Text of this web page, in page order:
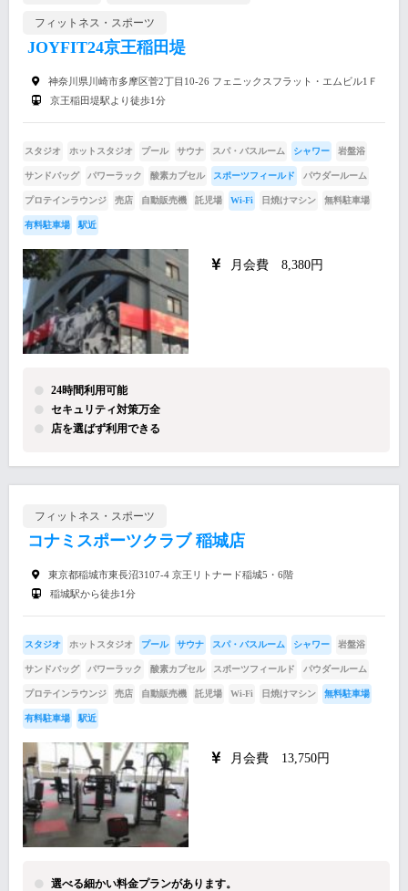
フィットネス・スポーツ
JOYFIT24京王稲田堤
神奈川県川崎市多摩区菅2丁目10-26 フェニックスフラット・エムビル1Ｆ
京王稲田堤駅より徒歩1分
スタジオ ホットスタジオ プール サウナ スパ・バスルーム シャワー 岩盤浴
サンドバッグ パワーラック 酸素カプセル スポーツフィールド パウダールーム
プロテインラウンジ 売店 自動販売機 託児場 Wi-Fi 日焼けマシン 無料駐車場
有料駐車場 駅近
月会費 8,380円
24時間利用可能
セキュリティ対策万全
店を選ばず利用できる
フィットネス・スポーツ
コナミスポーツクラブ 稲城店
東京都稲城市東長沼3107-4 京王リトナード稲城5・6階
稲城駅から徒歩1分
スタジオ ホットスタジオ プール サウナ スパ・バスルーム シャワー 岩盤浴
サンドバッグ パワーラック 酸素カプセル スポーツフィールド パウダールーム
プロテインラウンジ 売店 自動販売機 託児場 Wi-Fi 日焼けマシン 無料駐車場
有料駐車場 駅近
月会費 13,750円
選べる細かい料金プランがあります。